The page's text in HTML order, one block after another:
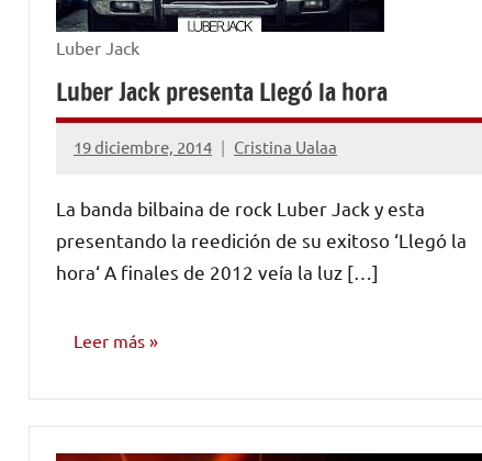
Luber Jack
Luber Jack presenta Llegó la hora
19 diciembre, 2014 Cristina Ualaa
No
comentarios
La banda bilbaina de rock Luber Jack y esta
presentando la reedición de su exitoso ‘Llegó la
hora‘ A finales de 2012 veía la luz […]
Leer más